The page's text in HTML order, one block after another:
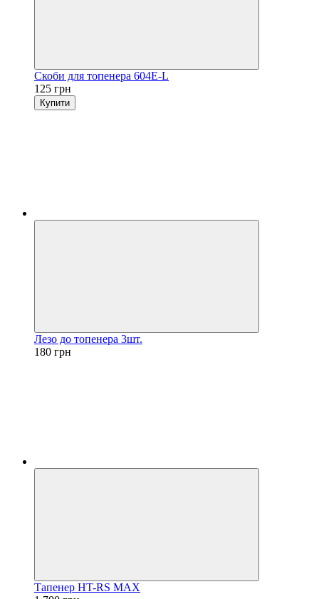
Скоби для топенера 604E-L
125 грн
Купити
Лезо до топенера 3шт.
180 грн
Тапенер HT-RS MAX